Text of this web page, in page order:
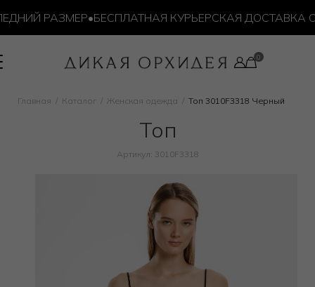
РАЗМЕР•БЕСПЛАТНАЯ КУРЬЕРСКАЯ ДОСТАВКА ОТ
Главная Каталог Женская одежда Топ 3010F3318 Черный
Топ
Артикул: 3010F3318